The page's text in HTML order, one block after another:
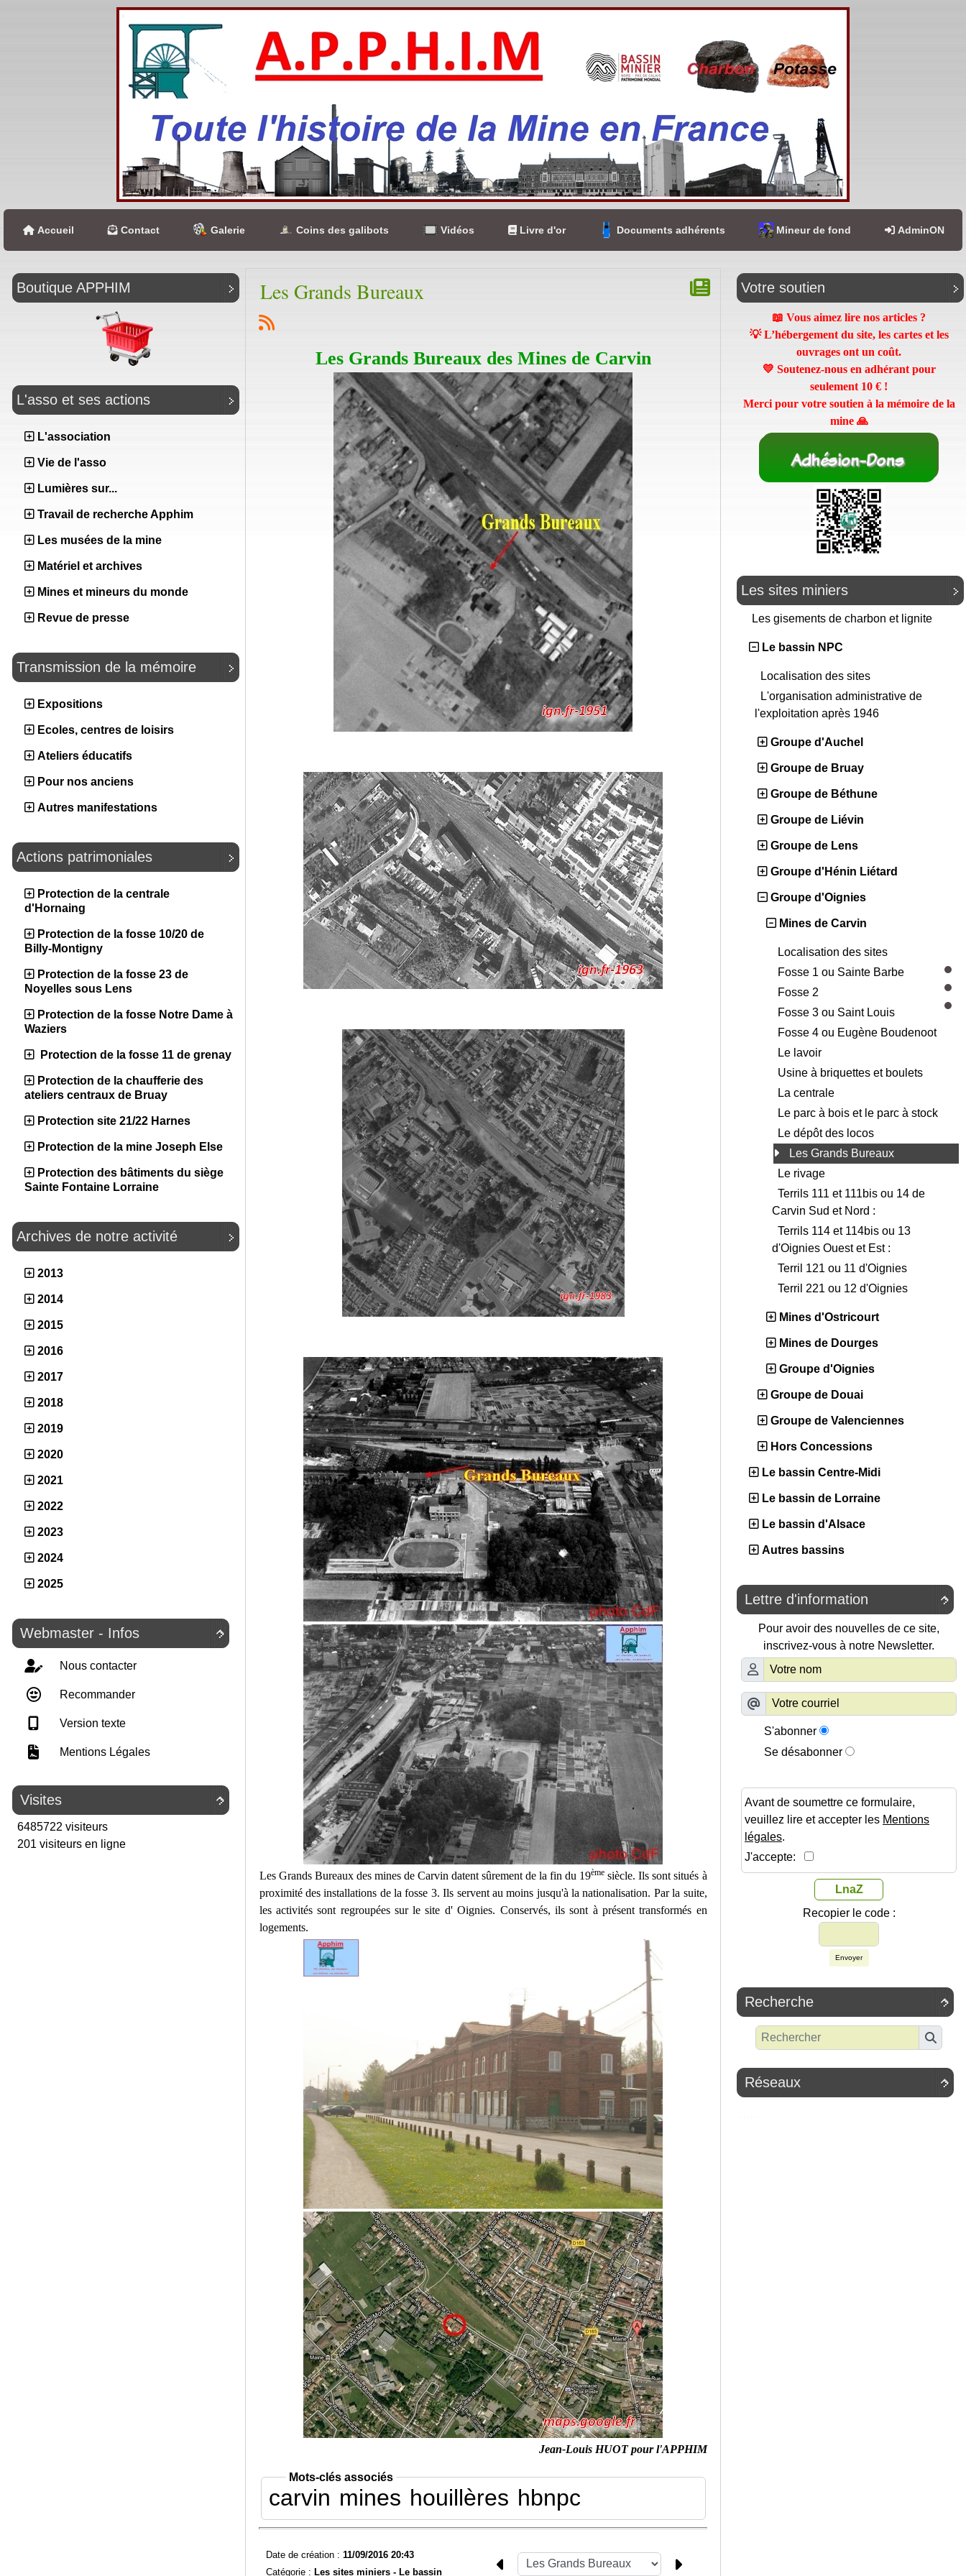
Accueil Contact Galerie Coins des galibots Vidéos Livre d'or Documents adhérents Mineur de fond AdminON
Boutique APPHIM
L'asso et ses actions
L'association
Vie de l'asso
Lumières sur...
Travail de recherche Apphim
Les musées de la mine
Matériel et archives
Mines et mineurs du monde
Revue de presse
Transmission de la mémoire
Expositions
Ecoles, centres de loisirs
Ateliers éducatifs
Pour nos anciens
Autres manifestations
Actions patrimoniales
Protection de la centrale
d'Hornaing
Protection de la fosse 10/20 de
Billy-Montigny
Protection de la fosse 23 de
Noyelles sous Lens
Protection de la fosse Notre Dame à
Waziers
Protection de la fosse 11 de grenay
Protection de la chaufferie des
ateliers centraux de Bruay
Protection site 21/22 Harnes
Protection de la mine Joseph Else
Protection des bâtiments du siège
Sainte Fontaine Lorraine
Archives de notre activité
2013
2014
2015
2016
2017
2018
2019
2020
2021
2022
2023
2024
2025

Webmaster - Infos
Nous contacter
Recommander
Version texte
Mentions Légales

Visites
6485722 visiteurs
201 visiteurs en ligne
Les Grands Bureaux
Les Grands Bureaux des Mines de Carvin
Les Grands Bureaux des mines de Carvin datent sûrement de la fin du 19ème siècle. Ils sont situés à
proximité des installations de la fosse 3. Ils servent au moins jusqu'à la nationalisation. Par la suite,
les activités sont regroupées sur le site d' Oignies. Conservés, ils sont à présent transformés en
logements.
Jean-Louis HUOT pour l'APPHIM
Mots-clés associés
carvin mines houillères hbnpc
Date de création : 11/09/2016 20:43
Catégorie : Les sites miniers - Le bassin
Votre soutien
📖 Vous aimez lire nos articles ?
💡 L’hébergement du site, les cartes et les
ouvrages ont un coût.
💛 Soutenez-nous en adhérant pour
seulement 10 € !
Merci pour votre soutien à la mémoire de la
mine 🙏
Les sites miniers
Les gisements de charbon et lignite
Le bassin NPC
Localisation des sites
L'organisation administrative de
l'exploitation après 1946
Groupe d'Auchel
Groupe de Bruay
Groupe de Béthune
Groupe de Liévin
Groupe de Lens
Groupe d'Hénin Liétard
Groupe d'Oignies
Mines de Carvin
Localisation des sites
Fosse 1 ou Sainte Barbe
Fosse 2
Fosse 3 ou Saint Louis
Fosse 4 ou Eugène Boudenoot
Le lavoir
Usine à briquettes et boulets
La centrale
Le parc à bois et le parc à stock
Le dépôt des locos
Les Grands Bureaux
Le rivage
Terrils 111 et 111bis ou 14 de
Carvin Sud et Nord :
Terrils 114 et 114bis ou 13
d'Oignies Ouest et Est :
Terril 121 ou 11 d'Oignies
Terril 221 ou 12 d'Oignies
Mines d'Ostricourt
Mines de Dourges
Groupe d'Oignies
Groupe de Douai
Groupe de Valenciennes
Hors Concessions
Le bassin Centre-Midi
Le bassin de Lorraine
Le bassin d'Alsace
Autres bassins

Lettre d'information
Pour avoir des nouvelles de ce site,
inscrivez-vous à notre Newsletter.
S'abonner
Se désabonner
Avant de soumettre ce formulaire,
veuillez lire et accepter les Mentions
légales.
J'accepte:
LnaZ
Recopier le code :
Envoyer

Recherche

Réseaux